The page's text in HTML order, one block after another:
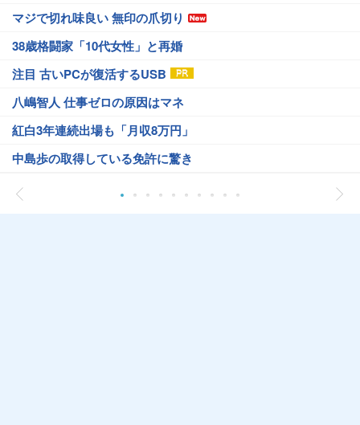
マジで切れ味良い 無印の爪切り
38歳格闘家「10代女性」と再婚
注目 古いPCが復活するUSB
八嶋智人 仕事ゼロの原因はマネ
紅白3年連続出場も「月収8万円」
中島歩の取得している免許に驚き